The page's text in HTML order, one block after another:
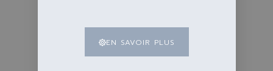
EN SAVOIR PLUS